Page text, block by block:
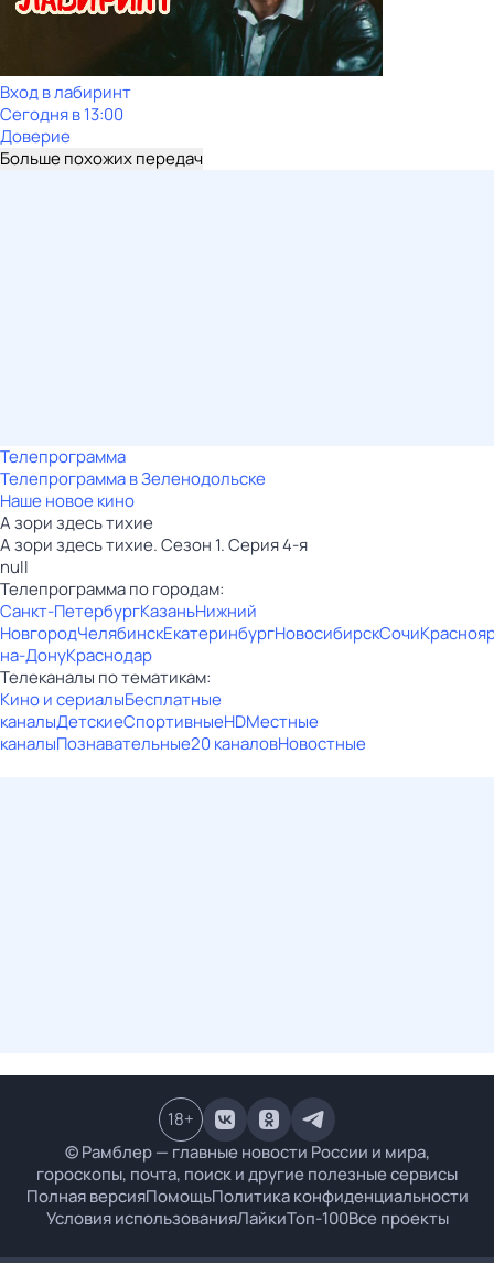
Вход в лабиринт
Сегодня в 13:00
Доверие
Больше похожих передач
Телепрограмма
Телепрограмма в Зеленодольске
Наше новое кино
А зори здесь тихие
А зори здесь тихие. Сезон 1. Серия 4-я
null
Телепрограмма по городам:
Санкт-ПетербургКазаньНижний
НовгородЧелябинскЕкатеринбургНовосибирскСочи
на-ДонуКраснодар
Телеканалы по тематикам:
Кино и сериалыБесплатные
каналыДетскиеСпортивныеHDМестные
каналыПознавательные20 каналовНовостные
© Рамблер — главные новости России и мира,
гороскопы, почта, поиск и другие полезные сервисы
Полная версияПомощьПолитика конфиденциальности
Условия использованияЛайкиТоп-100Все проекты
18+